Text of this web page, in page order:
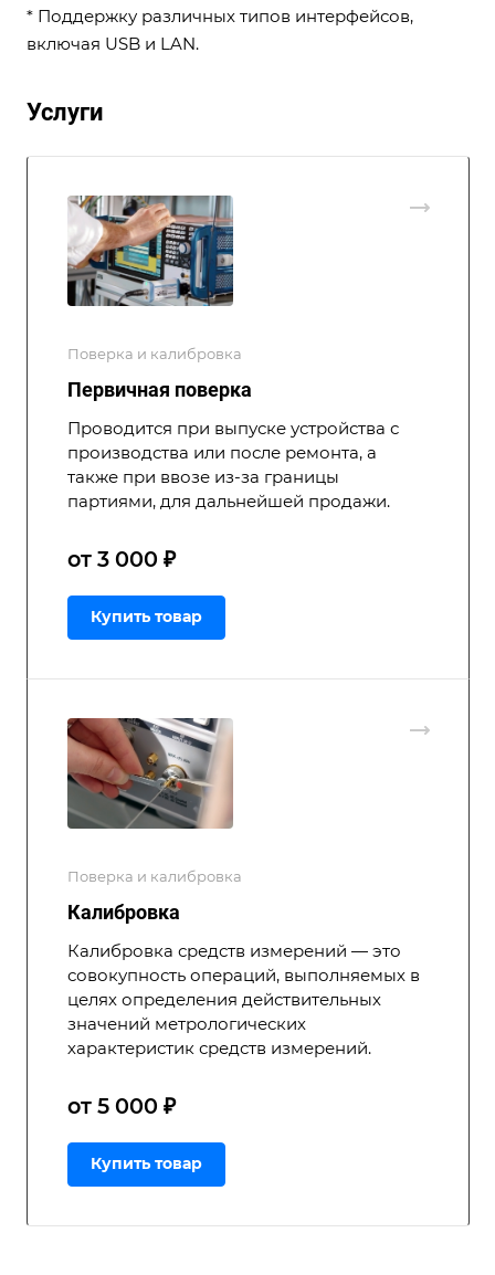
* Поддержку различных типов интерфейсов,
включая USB и LAN.
Услуги
Поверка и калибровка
Первичная поверка
Проводится при выпуске устройства с
производства или после ремонта, а
также при ввозе из-за границы
партиями, для дальнейшей продажи.
от 3 000 ₽
Купить товар
Поверка и калибровка
Калибровка
Калибровка средств измерений — это
совокупность операций, выполняемых в
целях определения действительных
значений метрологических
характеристик средств измерений.
от 5 000 ₽
Купить товар